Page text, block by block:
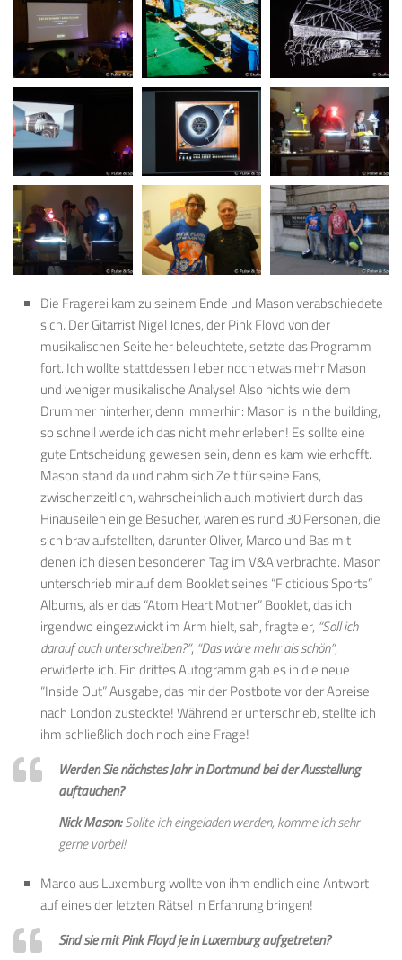
Die Fragerei kam zu seinem Ende und Mason verabschiedete
sich. Der Gitarrist Nigel Jones, der Pink Floyd von der
musikalischen Seite her beleuchtete, setzte das Programm
fort. Ich wollte stattdessen lieber noch etwas mehr Mason
und weniger musikalische Analyse! Also nichts wie dem
Drummer hinterher, denn immerhin: Mason is in the building,
so schnell werde ich das nicht mehr erleben! Es sollte eine
gute Entscheidung gewesen sein, denn es kam wie erhofft.
Mason stand da und nahm sich Zeit für seine Fans,
zwischenzeitlich, wahrscheinlich auch motiviert durch das
Hinauseilen einige Besucher, waren es rund 30 Personen, die
sich brav aufstellten, darunter Oliver, Marco und Bas mit
denen ich diesen besonderen Tag im V&A verbrachte. Mason
unterschrieb mir auf dem Booklet seines “Ficticious Sports”
Albums, als er das “Atom Heart Mother” Booklet, das ich
irgendwo eingezwickt im Arm hielt, sah, fragte er, “Soll ich
darauf auch unterschreiben?”, “Das wäre mehr als schön”,
erwiderte ich. Ein drittes Autogramm gab es in die neue
“Inside Out” Ausgabe, das mir der Postbote vor der Abreise
nach London zusteckte! Während er unterschrieb, stellte ich
ihm schließlich doch noch eine Frage!
Werden Sie nächstes Jahr in Dortmund bei der Ausstellung
auftauchen?
Nick Mason:Sollte ich eingeladen werden, komme ich sehr
gerne vorbei!
Marco aus Luxemburg wollte von ihm endlich eine Antwort
auf eines der letzten Rätsel in Erfahrung bringen!
Sind sie mit Pink Floyd je in Luxemburg aufgetreten?